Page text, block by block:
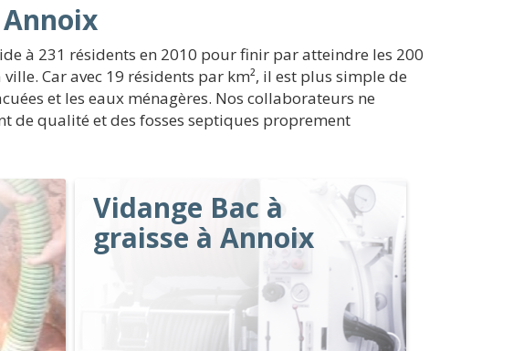
à 231 résidents en 2010 pour finir par atteindre les 200
Car avec 19 résidents par km², il est plus simple de
et les eaux ménagères. Nos collaborateurs ne
de qualité et des fosses septiques proprement
Vidange Bac à
graisse à Annoix